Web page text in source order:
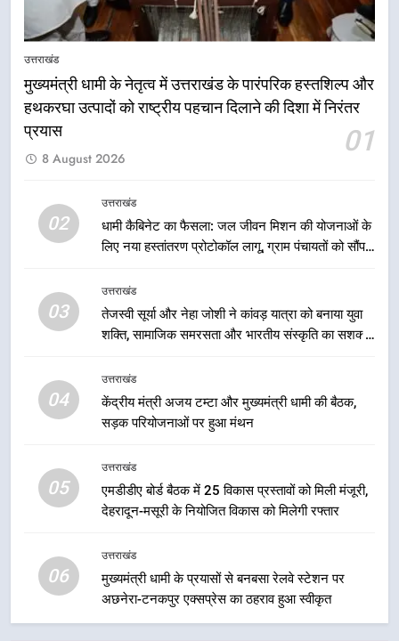
उत्तराखंड
मुख्यमंत्री धामी के नेतृत्व में उत्तराखंड के पारंपरिक हस्तशिल्प और
हथकरघा उत्पादों को राष्ट्रीय पहचान दिलाने की दिशा में निरंतर
प्रयास
01
8 August 2026
02
उत्तराखंड
धामी कैबिनेट का फैसला: जल जीवन मिशन की योजनाओं के
लिए नया हस्तांतरण प्रोटोकॉल लागू, ग्राम पंचायतों को सौंपने
03
उत्तराखंड
तेजस्वी सूर्या और नेहा जोशी ने कांवड़ यात्रा को बनाया युवा
शक्ति, सामाजिक समरसता और भारतीय संस्कृति का सशक्त
04
उत्तराखंड
केंद्रीय मंत्री अजय टम्टा और मुख्यमंत्री धामी की बैठक,
सड़क परियोजनाओं पर हुआ मंथन
05
उत्तराखंड
एमडीडीए बोर्ड बैठक में 25 विकास प्रस्तावों को मिली मंजूरी,
देहरादून-मसूरी के नियोजित विकास को मिलेगी रफ्तार
06
उत्तराखंड
मुख्यमंत्री धामी के प्रयासों से बनबसा रेलवे स्टेशन पर
अछनेरा-टनकपुर एक्सप्रेस का ठहराव हुआ स्वीकृत
मुख्यमंत्री धामी के कुशल नेतृत्व में कांवड़
सेवाओं की बनी मजबूत व्यवस्था
उत्तराखंड
8
को राष्ट्रीय पहचान दिलाने की दिशा में
निरंतर प्रयास
उत्तराखंड
धामी कैबिनेट का फैसला: जल जीवन
मिशन की योजनाओं के लिए नया हस्तांतरण
प्रोटोकॉल लागू, ग्राम पंचायतों को सौंपने
3
तेजस्वी सूर्या और नेहा जोशी ने कांवड़
संदेश
केंद्रीय मंत्री अजय टम्टा और मुख्यमंत्री